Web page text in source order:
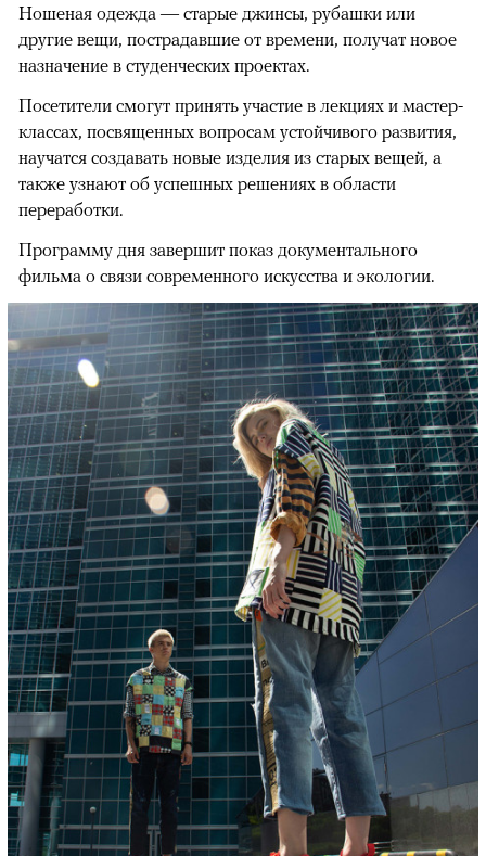
Ношеная одежда — старые джинсы, рубашки или
другие вещи, пострадавшие от времени, получат новое
назначение в студенческих проектах.
Посетители смогут принять участие в лекциях и мастер-
классах, посвященных вопросам устойчивого развития,
научатся создавать новые изделия из старых вещей, а
также узнают об успешных решениях в области
переработки.
Программу дня завершит показ документального
фильма о связи современного искусства и экологии.